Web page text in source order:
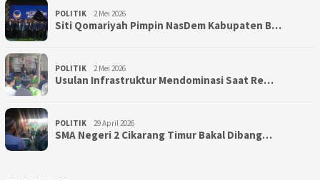
POLITIK 2 Mei 2026
Siti Qomariyah Pimpin NasDem Kabupaten B…
POLITIK 2 Mei 2026
Usulan Infrastruktur Mendominasi Saat Re…
POLITIK 29 April 2026
SMA Negeri 2 Cikarang Timur Bakal Dibang…